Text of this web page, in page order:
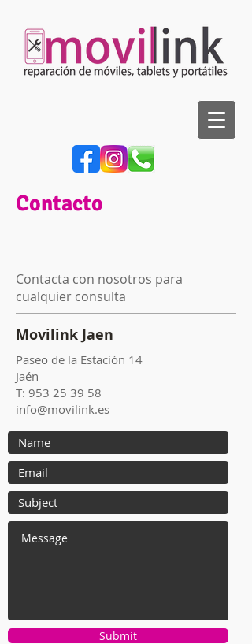
Contacto
Contacta con nosotros para
cualquier consulta
Movilink Jaen​
Paseo de la Estación 14
Jaén
T: 953 25 39 58
info@movilink.es
Submit